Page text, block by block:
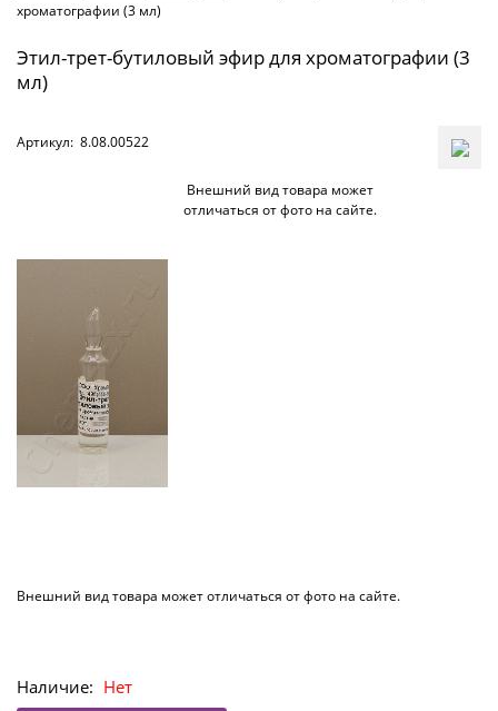
хроматографии (3 мл)
Этил-трет-бутиловый эфир для хроматографии (3
мл)
Артикул: 8.08.00522
Внешний вид товара может
отличаться от фото на сайте.
Внешний вид товара может отличаться от фото на сайте.
Наличие: Нет